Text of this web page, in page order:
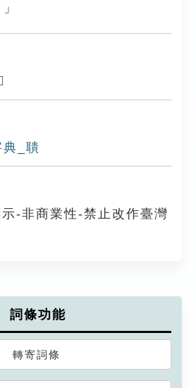
_聵
-非商業性-禁止改作臺灣
詞條功能
轉寄詞條